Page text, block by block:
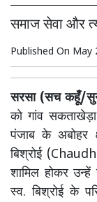
समाज सेवा और
Published On May
सरसा (सच कहूँ/
को गांव
पंजाब के अबोहर
बिश्रोई
शामिल होकर उन्हें
स्व. बिश्रोई के